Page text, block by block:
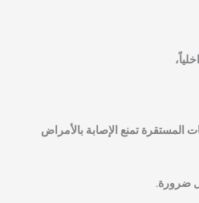
المستقرة تمنع الإصابة بالأمراض
ضرورة.